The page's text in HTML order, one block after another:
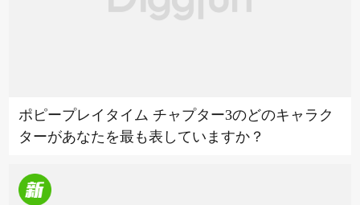
ポピープレイタイム チャプター3のどのキャラク
ターがあなたを最も表していますか？